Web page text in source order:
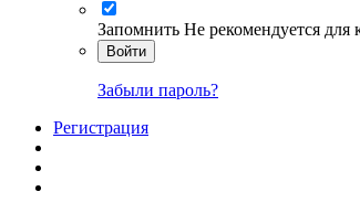
Запомнить Не рекомендуется
Войти
Забыли пароль?
Регистрация